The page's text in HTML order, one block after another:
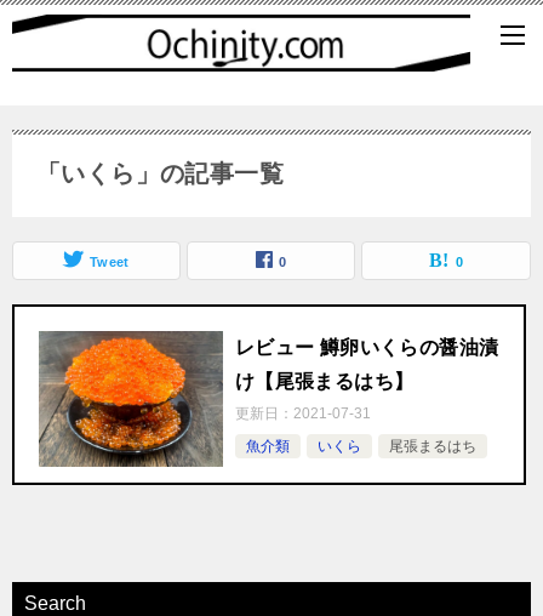
「いくら」の記事一覧
Tweet 0 0
レビュー 鱒卵いくらの醤油漬
け【尾張まるはち】
更新日： 2021-07-31
魚介類
いくら 尾張まるはち
Search